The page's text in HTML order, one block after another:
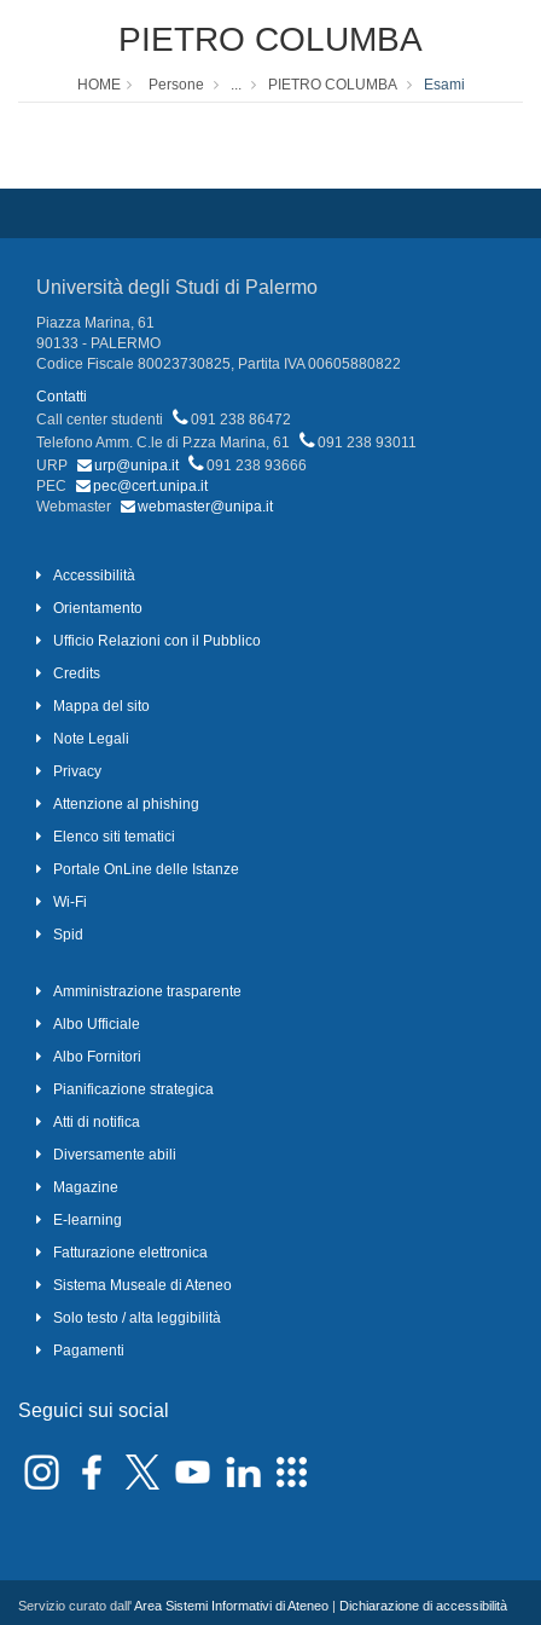
PIETRO COLUMBA
HOME Persone ... PIETRO COLUMBA Esami
Università degli Studi di Palermo
Piazza Marina, 61
90133 - PALERMO
Codice Fiscale 80023730825, Partita IVA 00605880822
Contatti
Call center studenti
091 238 86472
Telefono Amm. C.le di P.zza Marina, 61
091 238 93011
URP
urp@unipa.it
091 238 93666
PEC
pec@cert.unipa.it
Webmaster
webmaster@unipa.it
Accessibilità
Orientamento
Ufficio Relazioni con il Pubblico
Credits
Mappa del sito
Note Legali
Privacy
Attenzione al phishing
Elenco siti tematici
Portale OnLine delle Istanze
Wi-Fi
Spid
Amministrazione trasparente
Albo Ufficiale
Albo Fornitori
Pianificazione strategica
Atti di notifica
Diversamente abili
Magazine
E-learning
Fatturazione elettronica
Sistema Museale di Ateneo
Solo testo / alta leggibilità
Pagamenti
Seguici sui social
Servizio curato dall'Area Sistemi Informativi di Ateneo Dichiarazione di accessibilità